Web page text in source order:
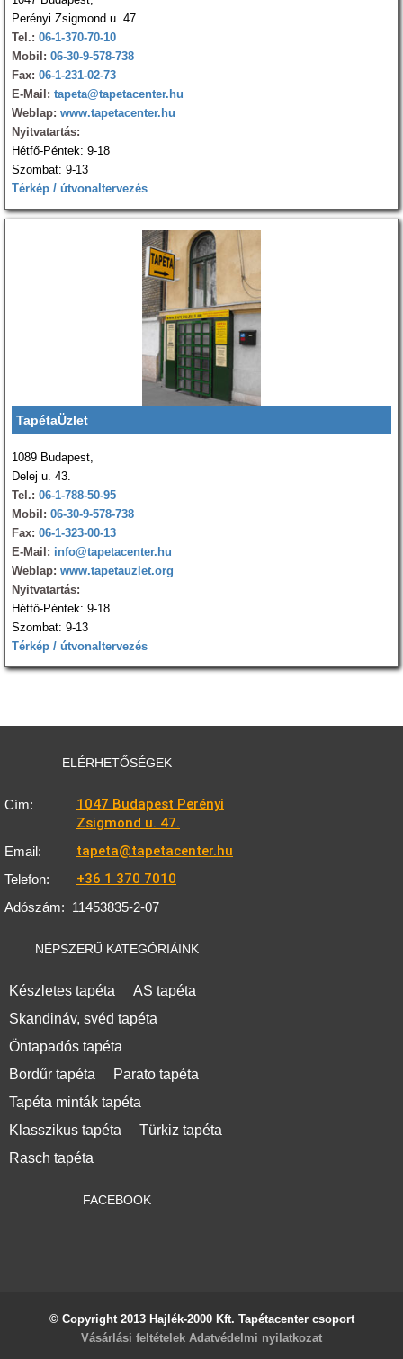
Perényi Zsigmond u. 47.
Tel.: 06-1-370-70-10
Mobil: 06-30-9-578-738
Fax: 06-1-231-02-73
E-Mail: tapeta@tapetacenter.hu
Weblap: www.tapetacenter.hu
Nyitvatartás:
Hétfő-Péntek: 9-18
Szombat: 9-13
Térkép / útvonaltervezés
TapétaÜzlet
1089 Budapest,
Delej u. 43.
Tel.: 06-1-788-50-95
Mobil: 06-30-9-578-738
Fax: 06-1-323-00-13
E-Mail: info@tapetacenter.hu
Weblap: www.tapetauzlet.org
Nyitvatartás:
Hétfő-Péntek: 9-18
Szombat: 9-13
Térkép / útvonaltervezés
ELÉRHETŐSÉGEK
Cím:
1047 Budapest Perényi
Zsigmond u. 47.
Email: tapeta@tapetacenter.hu
Telefon: +36 1 370 7010
Adószám: 11453835-2-07
NÉPSZERŰ KATEGÓRIÁINK
Készletes tapéta
AS tapéta
Skandináv, svéd tapéta
Öntapadós tapéta
Bordűr tapéta
Parato tapéta
Tapéta minták tapéta
Klasszikus tapéta
Türkiz tapéta
Rasch tapéta
FACEBOOK
© Copyright 2013 Hajlék-2000 Kft. Tapétacenter csoport
Vásárlási feltételek Adatvédelmi nyilatkozat